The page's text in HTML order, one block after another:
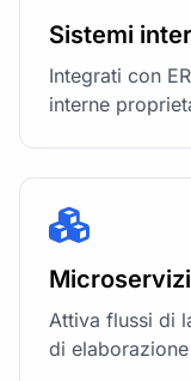
Sistemi
Integrati con
interne
Microservizi
Attiva flussi di
di